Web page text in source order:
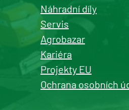
Náhradní díly
Servis
Agrobazar
Kariéra
Projekty EU
Ochrana osobních